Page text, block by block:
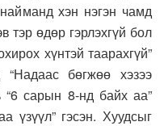
хэн нэгэн чамд
тэр өдөр гэрлэхгүй бол
хүнтэй таарахгүй”
бөгжөө хэзээ
“6 сарын 8-нд байх аа”
үзүүл” гэсэн. Хуудсыг